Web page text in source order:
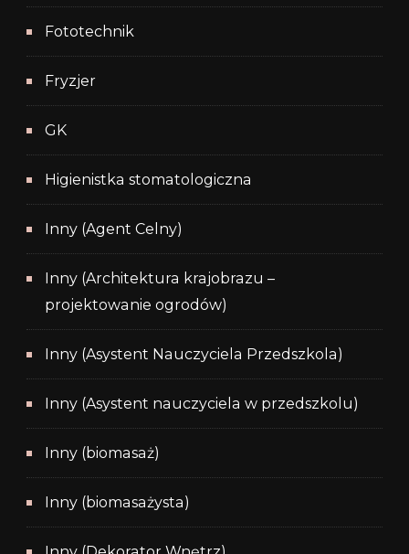
Fototechnik
Fryzjer
GK
Higienistka stomatologiczna
Inny (Agent Celny)
Inny (Architektura krajobrazu –
projektowanie ogrodów)
Inny (Asystent Nauczyciela Przedszkola)
Inny (Asystent nauczyciela w przedszkolu)
Inny (biomasaż)
Inny (biomasażysta)